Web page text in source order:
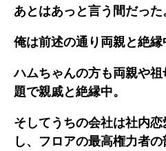
あとはあっと言う間だった
俺は前述の通り両親と絶縁
ハムちゃんの方も両親や
題で親戚と絶縁中。
そしてうちの会社は社内
し、フロアの最高権力者